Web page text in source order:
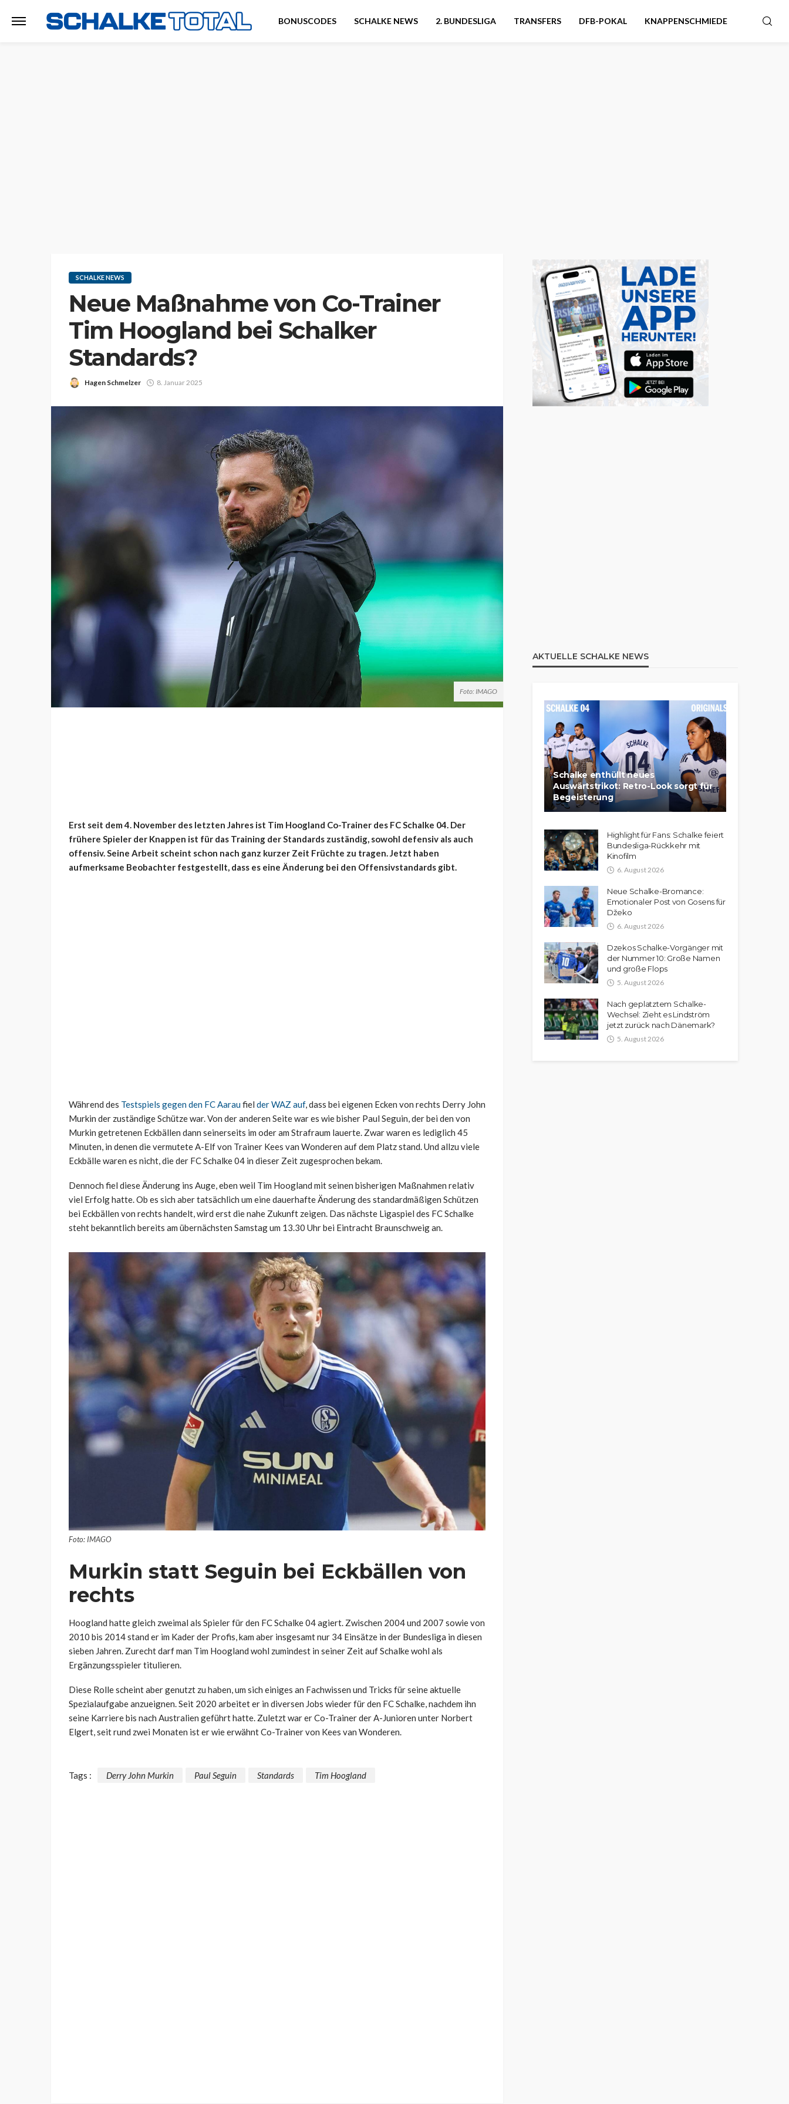
BONUSCODES SCHALKE NEWS 2. BUNDESLIGA TRANSFERS DFB-POKAL KNAPPENSCHMIEDE
SCHALKE NEWS
Neue Maßnahme von Co-Trainer
Tim Hoogland bei Schalker
Standards?
Hagen Schmelzer 8. Januar 2025
Foto: IMAGO
Erst seit dem 4. November des letzten Jahres ist Tim Hoogland Co-Trainer des FC Schalke 04. Der
frühere Spieler der Knappen ist für das Training der Standards zuständig, sowohl defensiv als auch
offensiv. Seine Arbeit scheint schon nach ganz kurzer Zeit Früchte zu tragen. Jetzt haben
aufmerksame Beobachter festgestellt, dass es eine Änderung bei den Offensivstandards gibt.
Während des Testspiels gegen den FC Aaraufiel der WAZ auf, dass bei eigenen Ecken von rechts Derry John
Murkin der zuständige Schütze war. Von der anderen Seite war es wie bisher Paul Seguin, der bei den von
Murkin getretenen Eckbällen dann seinerseits im oder am Strafraum lauerte. Zwar waren es lediglich 45
Minuten, in denen die vermutete A-Elf von Trainer Kees van Wonderen auf dem Platz stand. Und allzu viele
Eckbälle waren es nicht, die der FC Schalke 04 in dieser Zeit zugesprochen bekam.
Dennoch fiel diese Änderung ins Auge, eben weil Tim Hoogland mit seinen bisherigen Maßnahmen relativ
viel Erfolg hatte. Ob es sich aber tatsächlich um eine dauerhafte Änderung des standardmäßigen Schützen
bei Eckbällen von rechts handelt, wird erst die nahe Zukunft zeigen. Das nächste Ligaspiel des FC Schalke
steht bekanntlich bereits am übernächsten Samstag um 13.30 Uhr bei Eintracht Braunschweig an.
Foto: IMAGO
Murkin statt Seguin bei Eckbällen von
rechts
Hoogland hatte gleich zweimal als Spieler für den FC Schalke 04 agiert. Zwischen 2004 und 2007 sowie von
2010 bis 2014 stand er im Kader der Profis, kam aber insgesamt nur 34 Einsätze in der Bundesliga in diesen
sieben Jahren. Zurecht darf man Tim Hoogland wohl zumindest in seiner Zeit auf Schalke wohl als
Ergänzungsspieler titulieren.
Diese Rolle scheint aber genutzt zu haben, um sich einiges an Fachwissen und Tricks für seine aktuelle
Spezialaufgabe anzueignen. Seit 2020 arbeitet er in diversen Jobs wieder für den FC Schalke, nachdem ihn
seine Karriere bis nach Australien geführt hatte. Zuletzt war er Co-Trainer der A-Junioren unter Norbert
Elgert, seit rund zwei Monaten ist er wie erwähnt Co-Trainer von Kees van Wonderen.
Tags : Derry John Murkin Paul Seguin Standards Tim Hoogland
AKTUELLE SCHALKE NEWS
Schalke enthüllt neues
Auswärtstrikot: Retro-Look sorgt für
Begeisterung
Highlight für Fans: Schalke feiert
Bundesliga-Rückkehr mit
Kinofilm
6. August 2026
Neue Schalke-Bromance:
Emotionaler Post von Gosens für
Džeko
6. August 2026
Dzekos Schalke-Vorgänger mit
der Nummer 10: Große Namen
und große Flops
5. August 2026
Nach geplatztem Schalke-
Wechsel: Zieht es Lindström
jetzt zurück nach Dänemark?
5. August 2026